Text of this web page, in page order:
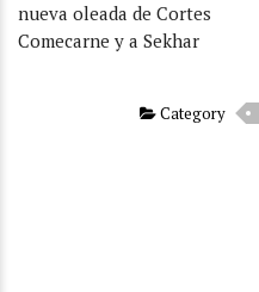
nueva oleada de Cortes
Comecarne y a Sekhar
Category